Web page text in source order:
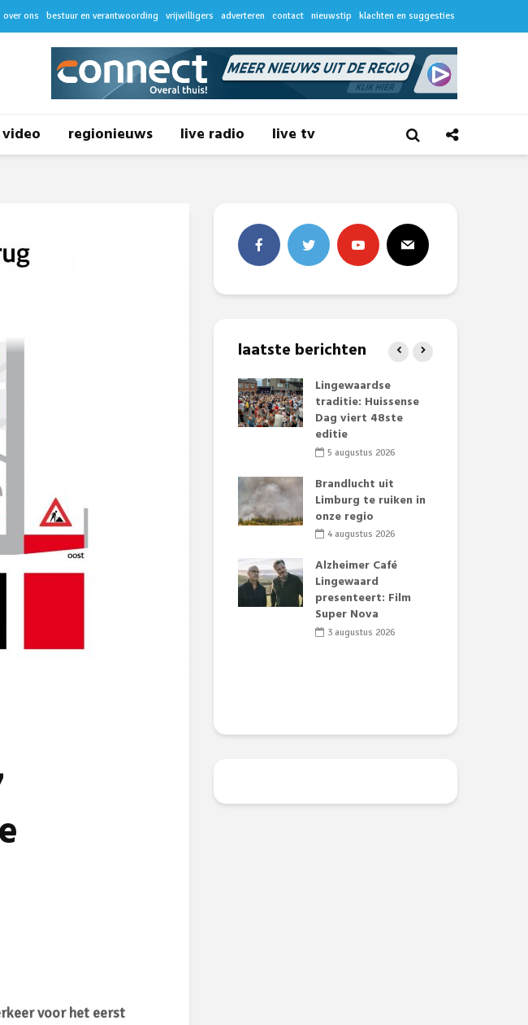
over ons bestuur en verantwoording vrijwilligers adverteren contact nieuwstip klachten en suggesties
video regionieuws live radio live tv
voor het eerst
laatste berichten
Lingewaardse
traditie: Huissense
Dag viert 48ste
editie
5 augustus 2026
Brandlucht uit
Limburg te ruiken in
onze regio
4 augustus 2026
Alzheimer Café
Lingewaard
presenteert: Film
Super Nova
3 augustus 2026